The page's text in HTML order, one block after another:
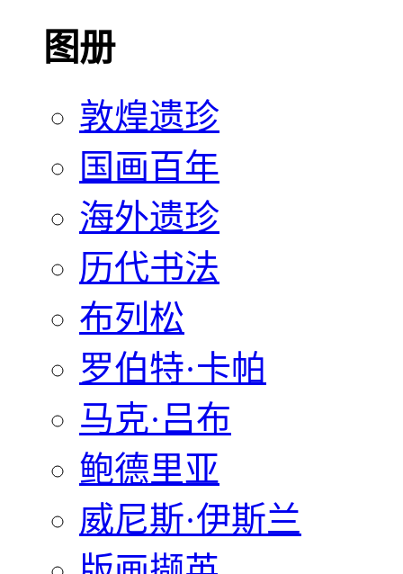
图册
敦煌遗珍
国画百年
海外遗珍
历代书法
布列松
罗伯特·卡帕
马克·吕布
鲍德里亚
威尼斯·伊斯兰